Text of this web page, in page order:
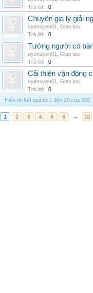
Trả lời:
0
Chuyên gia lý giải
uyenuyen01
Giao lưu
Trả lời:
0
Tướng người có
uyenuyen01
Giao lưu
Trả lời:
0
Cải thiện vận động
uyenuyen01
Giao lưu
Trả lời:
0
Hiển thị kết quả từ 1 đến 20 của 200
1 2 3 4 5 6 → 10